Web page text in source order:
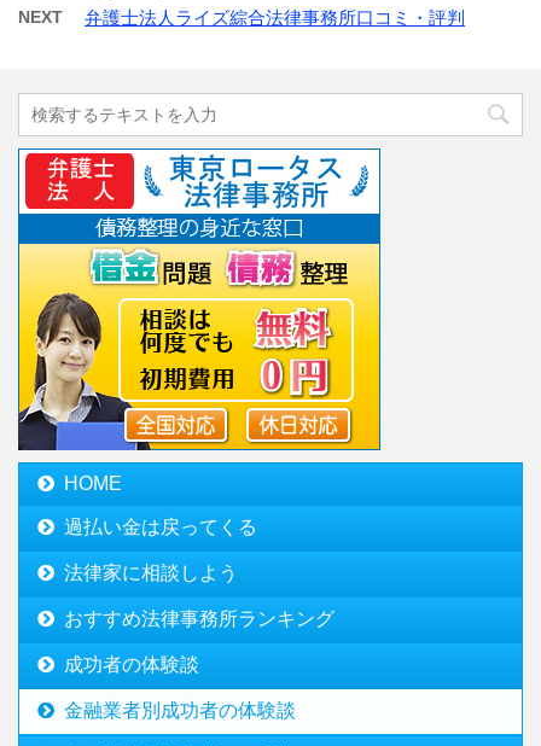
NEXT 弁護士法人ライズ綜合法律事務所口コミ・評判
HOME
過払い金は戻ってくる
法律家に相談しよう
おすすめ法律事務所ランキング
成功者の体験談
金融業者別成功者の体験談